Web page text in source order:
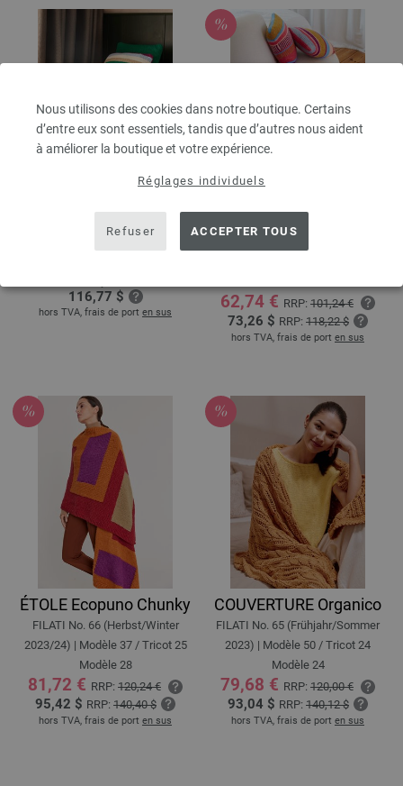
Nous utilisons des cookies dans notre boutique. Certains
d’entre eux sont essentiels, tandis que d’autres nous aident
à améliorer la boutique et votre expérience.
Réglages individuels
Refuser ACCEPTER TOUS
COUVERTURE Soffio
home No. 77 | Modèle 34 / Tricot
116,77 $
hors TVA, frais de port en sus
COUVERTURE Lala
Berlin Flamy & Silkhair
62,74 € RRP: 101,24 €
73,26 $ RRP: 118,22 $
hors TVA, frais de port en sus
ÉTOLE Ecopuno Chunky
FILATI No. 66 (Herbst/Winter
2023/24) | Modèle 37 / Tricot 25
Modèle 28
81,72 € RRP: 120,24 €
95,42 $ RRP: 140,40 $
hors TVA, frais de port en sus
COUVERTURE Organico
FILATI No. 65 (Frühjahr/Sommer
2023) | Modèle 50 / Tricot 24
Modèle 24
79,68 € RRP: 120,00 €
93,04 $ RRP: 140,12 $
hors TVA, frais de port en sus